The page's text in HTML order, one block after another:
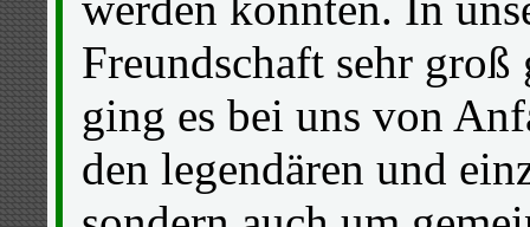
Freundschaft sehr groß
ging es bei uns von
den legendären und